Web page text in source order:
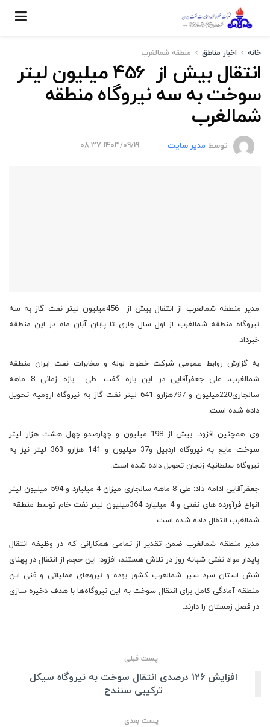
خانه اخبار مناطق منطقه شمالغرب
انتقال بیش از 456 میلیون لیتر
سوخت به سه نیروگاه منطقه
شمالغرب
توسط مدیر سایت 1403/09/19 08:37
مدیر منطقه شمالغرب از انتقال بیش از 456میلیون لیتر نفت گاز به سه
نیروگاه منطقه شمالغرب از اول سال جاری تا پایان آبان ماه در این منطقه
خبرداد.
به گزارش روابط عمومی شرکت خطوط لوله و مخابرات نفت ایران منطقه
شمالغرب، علی جعفرآقایی در این باره گفت: طی بازه زمانی 8 ماهه
سالجاری220میلیون و 797هزارو 641 لیتر نفت گاز به نیروگاه ارومیه تحویل
داده شده است.
وی همچنین افزود: بیش از 198 میلیون و چهارصدو چهل هشت هزار لیتر
سوخت مایع به نیروگاه اردبیل و37 میلیون و 141 هزارو 363 لیتر نیز به
نیروگاه سلطانیه زنجان تحویل داده شده است.
جعفرآقایی ادامه داد: طی 8 ماهه سالجاری میزان 4 میلیارد و 594 میلیون لیتر
انواع فرآورده های نفتی و 4 میلیارد 364میلیون لیتر نفت خام توسط منطقه
شمالغرب انتقال داده شده است.
مدیر منطقه شمالغرب ضمن تقدیر از تمامی همکارانی که در وظیفه انتقال
پایدار مواد نفتی شبانه روز در تلاش هستند، افزود: این حجم از انتقال در پهنای
شش استان سرد سیر شمالغرب کشور بوده و نیروهای عملیاتی و فنی این
منطقه آمادگی کامل برای انتقال سوخت به این نیروگاه‌ها با هدف ذخیره سازی
در فصل زمستان را دارند.
پست قبلی
افزایش ۱۲۶ درصدی انتقال سوخت به نیروگاه سیکل
ترکیبی سنندج
پست بعدی